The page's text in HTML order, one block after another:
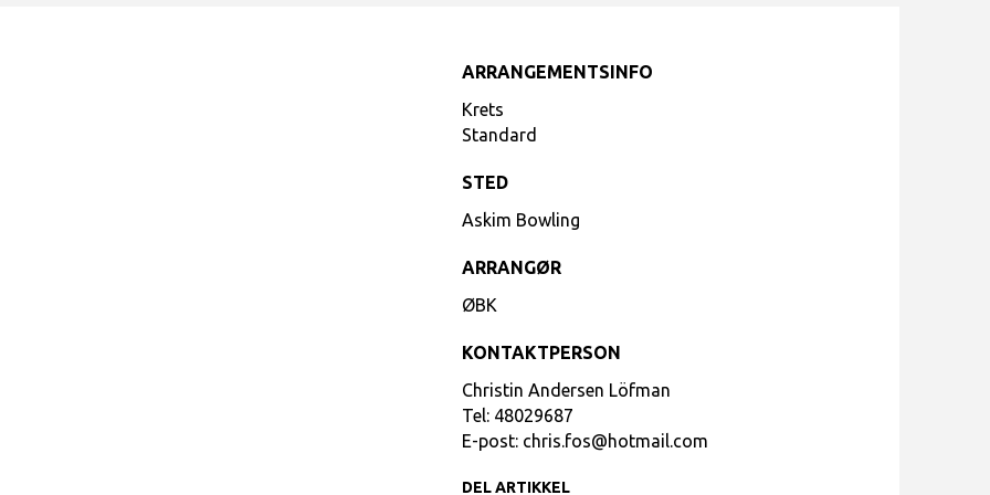
ARRANGEMENTSINFO
Krets
Standard
STED
Askim Bowling
ARRANGØR
ØBK
KONTAKTPERSON
Christin Andersen Löfman
Tel: 48029687
E-post: chris.fos@hotmail.com
DEL ARTIKKEL